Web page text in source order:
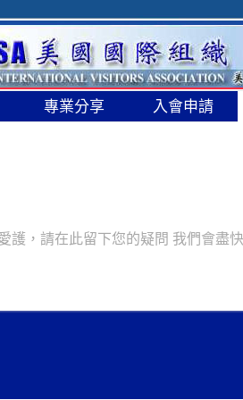
專業分享 入會申請
護，請在此留下您的疑問 我們會盡